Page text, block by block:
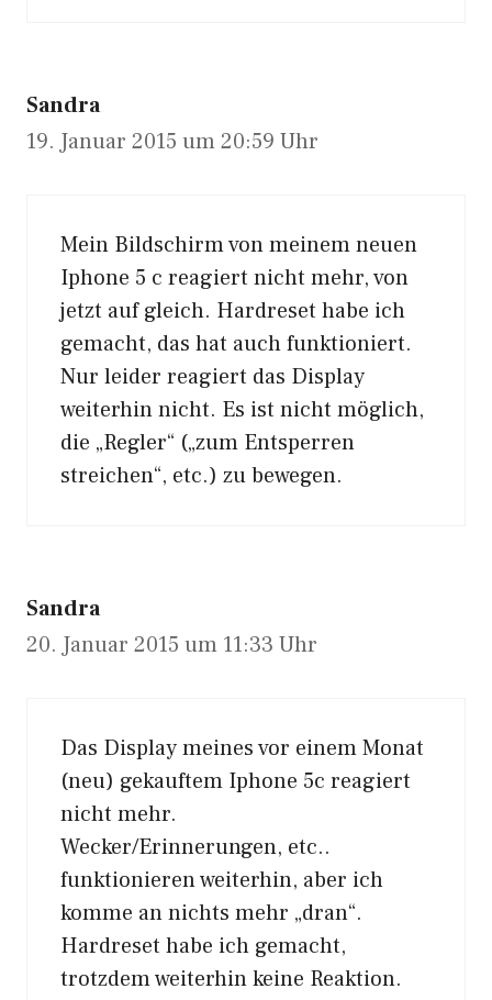
Sandra
19. Januar 2015 um 20:59 Uhr
Mein Bildschirm von meinem neuen
Iphone 5 c reagiert nicht mehr, von
jetzt auf gleich. Hardreset habe ich
gemacht, das hat auch funktioniert.
Nur leider reagiert das Display
weiterhin nicht. Es ist nicht möglich,
die „Regler“ („zum Entsperren
streichen“, etc.) zu bewegen.
Sandra
20. Januar 2015 um 11:33 Uhr
Das Display meines vor einem Monat
(neu) gekauftem Iphone 5c reagiert
nicht mehr.
Wecker/Erinnerungen, etc..
funktionieren weiterhin, aber ich
komme an nichts mehr „dran“.
Hardreset habe ich gemacht,
trotzdem weiterhin keine Reaktion.